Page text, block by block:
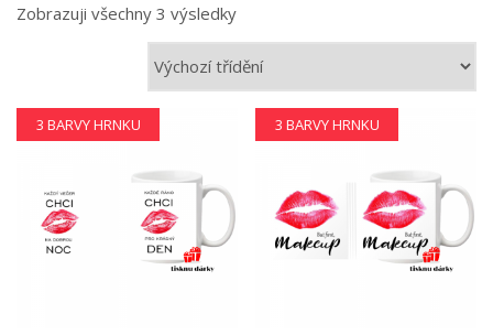
Zobrazuji všechny 3 výsledky
3 BARVY HRNKU 3 BARVY HRNKU